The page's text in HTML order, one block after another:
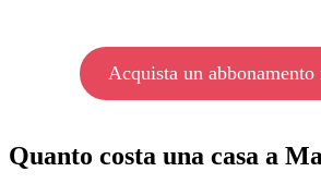
Acquista un abbonamento
Quanto costa una casa a